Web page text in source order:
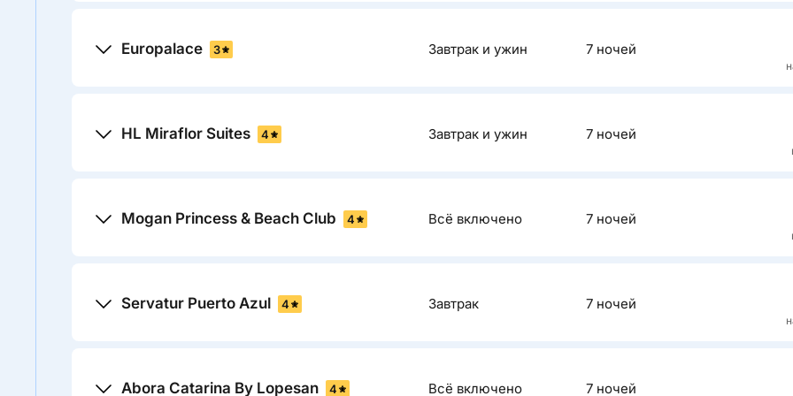
детей
Отель
Рядом
Yumbo
Europalace 3 Завтрак и ужин 7 ночей
HL Miraflor Suites 4 Завтрак и ужин 7 ночей
Mogan Princess & Beach Club 4 Всё включено 7 ночей
Mogan
Servatur Puerto Azul 4 Завтрак 7 ночей
Abora Catarina By Lopesan 4 Всё включено 7 ночей